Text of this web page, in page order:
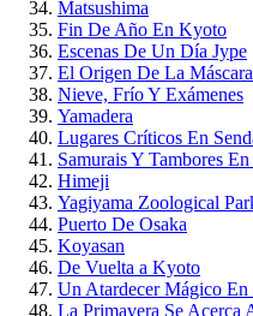
Matsushima
Fin De Año En Kyoto
Escenas De Un Día Jype
El Origen De La
Nieve, Frío Y Exámenes
Yamadera
Lugares Críticos En
Samurais Y Tambores
Himeji
Yagiyama Zoological
Puerto De Osaka
Koyasan
De Vuelta a Kyoto
Un Atardecer Mágico En
La Primavera Se Acerca